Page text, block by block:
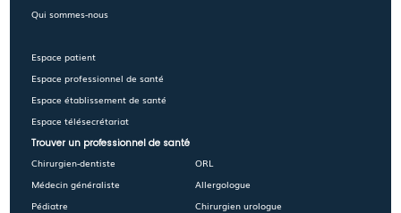
Qui sommes-nous
Espace patient
Espace professionnel de santé
Espace établissement de santé
Espace télésecrétariat
Trouver un professionnel de santé
Chirurgien-dentiste
Médecin généraliste
Pédiatre
ORL
Allergologue
Chirurgien urologue